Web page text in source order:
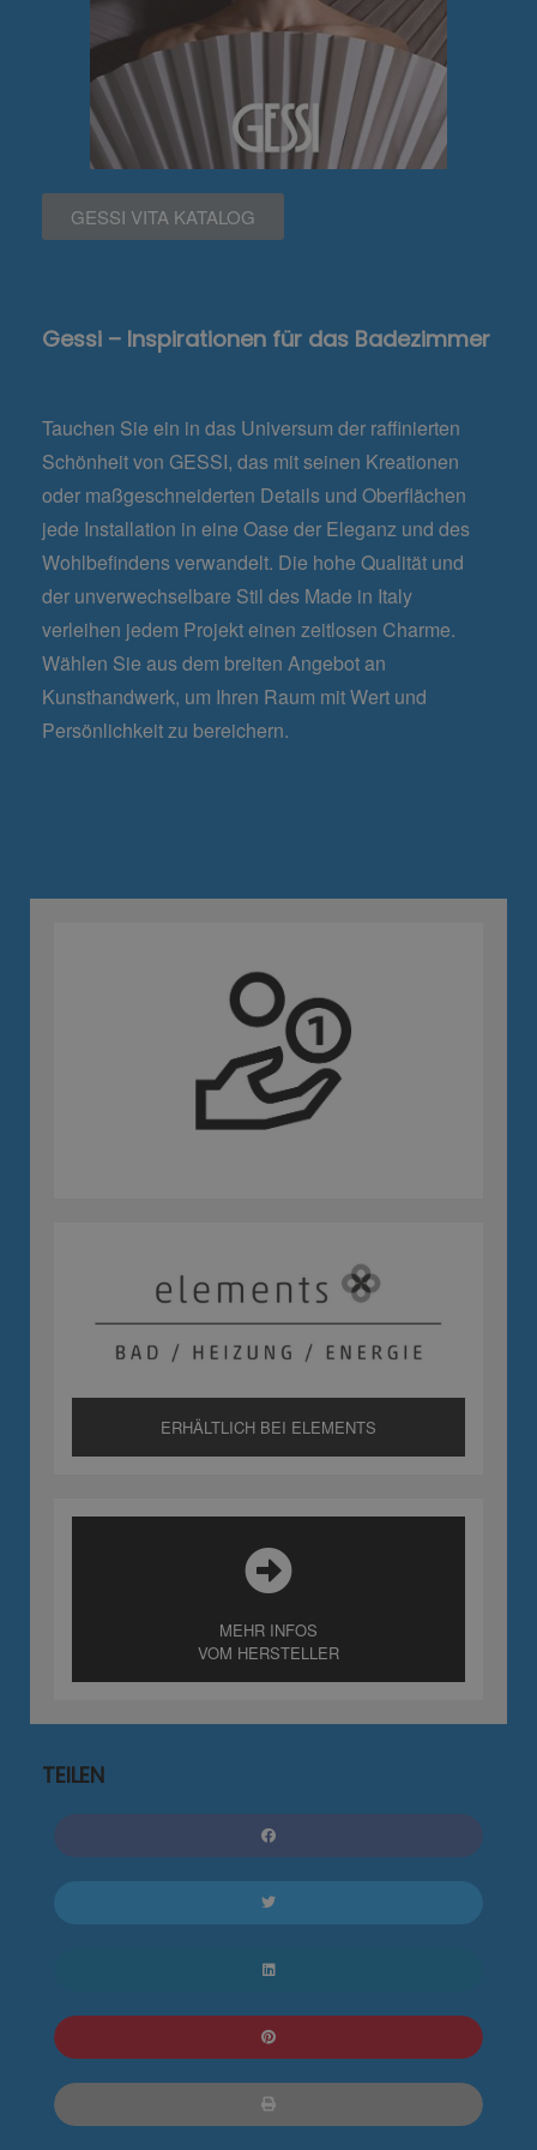
GESSI VITA KATALOG
Gessi – Inspirationen für das Badezimmer
Tauchen Sie ein in das Universum der raffinierten
Schönheit von GESSI, das mit seinen Kreationen
oder maßgeschneiderten Details und Oberflächen
jede Installation in eine Oase der Eleganz und des
Wohlbefindens verwandelt. Die hohe Qualität und
der unverwechselbare Stil des Made in Italy
verleihen jedem Projekt einen zeitlosen Charme.
Wählen Sie aus dem breiten Angebot an
Kunsthandwerk, um Ihren Raum mit Wert und
Persönlichkeit zu bereichern.
ERHÄLTLICH BEI ELEMENTS
MEHR INFOS
VOM HERSTELLER
TEILEN